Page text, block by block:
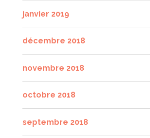
janvier 2019
décembre 2018
novembre 2018
octobre 2018
septembre 2018